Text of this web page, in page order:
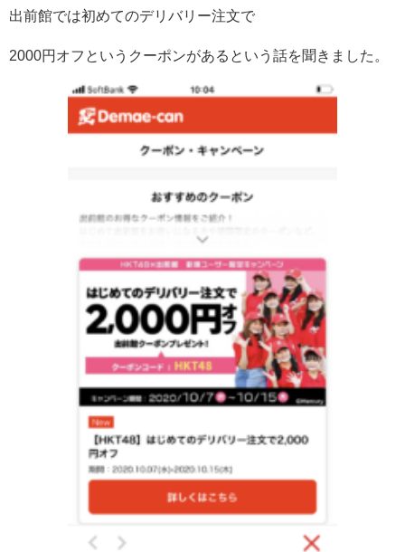
出前館では初めてのデリバリー注文で
2000円オフというクーポンがあるという話を聞きました。